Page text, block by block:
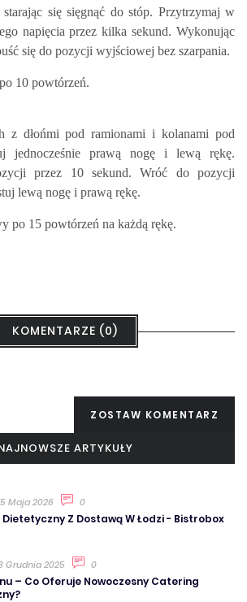
starając się sięgnąć do stóp. Przytrzymaj w
napięcia przez kilka sekund. Wykonując
się do pozycji wyjściowej bez szarpania.
10 powtórzeń.
z dłońmi pod ramionami i kolanami pod
jednocześnie prawą nogę i lewą rękę.
przez 10 sekund. Wróć do pozycji
lewą nogę i prawą rękę.
po 15 powtórzeń na każdą rękę.
KOMENTARZE (0)
ZOSTAW KOMENTARZ
ARTYKUŁY
Maja 2026 0
Z Dostawą W Łodzi - Bistrobox
Grudnia 2025 0
– Co Oferuje Nowoczesny Catering